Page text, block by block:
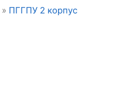
» ПГГПУ 2 корпус